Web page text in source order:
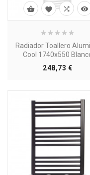
Radiador Toallero
Cool 1740x550
248,73 €Precio
   